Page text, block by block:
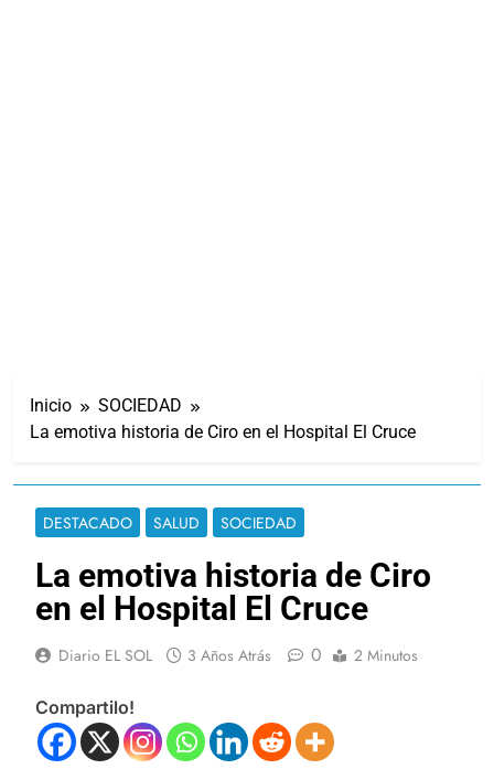
Inicio
SOCIEDAD
La emotiva historia de Ciro en el Hospital El Cruce
DESTACADO SALUD SOCIEDAD
La emotiva historia de Ciro
en el Hospital El Cruce
Diario EL SOL 3 Años Atrás 0 2 Minutos
Compartilo!